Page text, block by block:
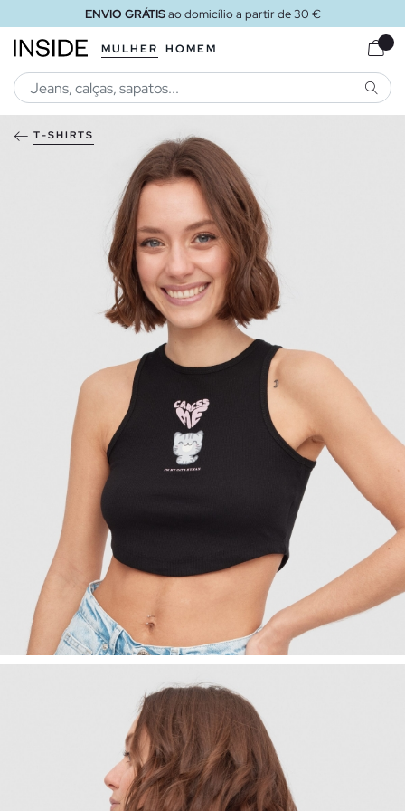
ENVIO GRÁTISao domicílio a partir de 30 €
MULHER HOMEM
T-SHIRTS